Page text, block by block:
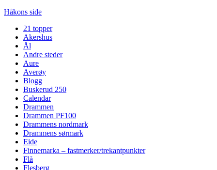
Håkons side
21 topper
Akershus
Ål
Andre steder
Aure
Averøy
Blogg
Buskerud 250
Calendar
Drammen
Drammen PF100
Drammens nordmark
Drammens sørmark
Eide
Finnemarka – fastmerker/trekantpunkter
Flå
Flesberg